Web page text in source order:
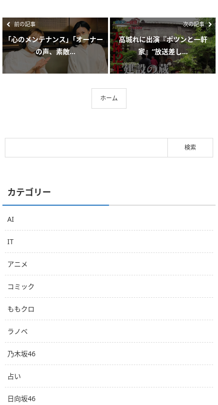
前の記事
｢心のメンテナンス」｢オーナー
の声、素敵...
次の記事
高城れに出演『ポツンと一軒
家』“放送差し...
ホーム
カテゴリー
AI
IT
アニメ
コミック
ももクロ
ラノベ
乃木坂46
占い
日向坂46